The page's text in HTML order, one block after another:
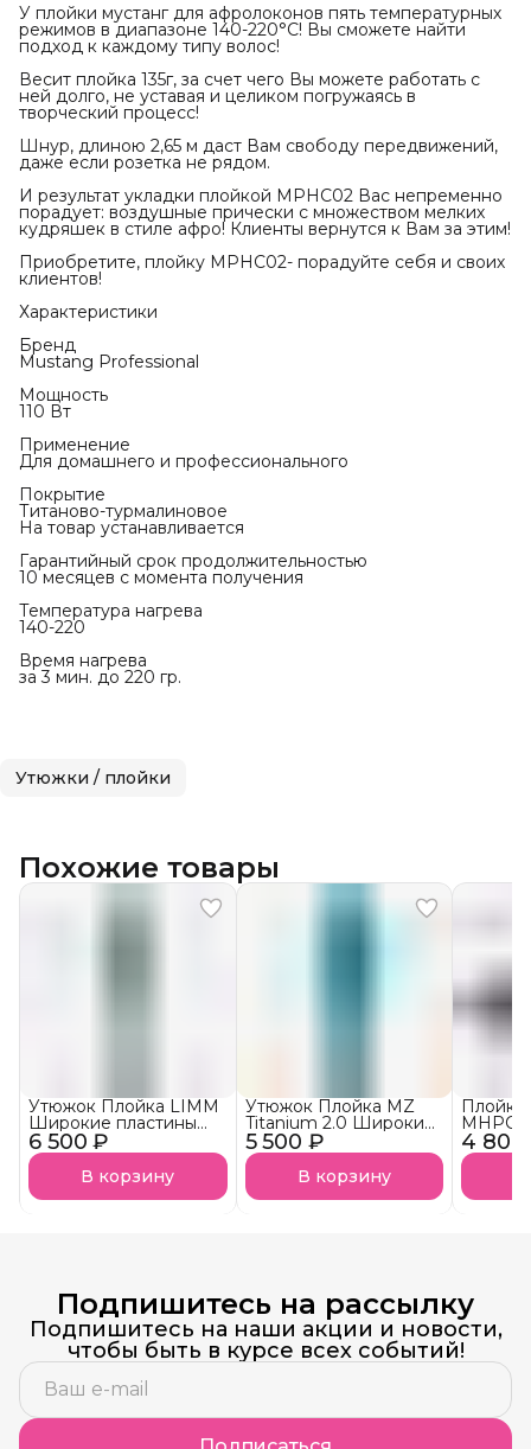
У плойки мустанг для афролоконов пять температурных
режимов в диапазоне 140-220°С! Вы сможете найти
подход к каждому типу волос!
Весит плойка 135г, за счет чего Вы можете работать с
ней долго, не уставая и целиком погружаясь в
творческий процесс!
Шнур, длиною 2,65 м даст Вам свободу передвижений,
даже если розетка не рядом.
И результат укладки плойкой MPHC02 Вас непременно
порадует: воздушные прически с множеством мелких
кудряшек в стиле афро! Клиенты вернутся к Вам за этим!
Приобретите, плойку MPHC02- порадуйте себя и своих
клиентов!
Характеристики
Бренд
Mustang Professional
Мощность
110 Вт
Применение
Для домашнего и профессионального
Покрытие
Титаново-турмалиновое
На товар устанавливается
Гарантийный срок продолжительностью
10 месяцев с момента получения
Температура нагрева
140-220
Время нагрева
за 3 мин. до 220 гр.
Утюжки / плойки
Похожие товары
6 500 ₽
Утюжок Плойка LIMM
Широкие пластины
для кератина и
ботокса
В корзину
5 500 ₽
Утюжок Плойка MZ
Titanium 2.0 Широкие
пластины для
кератина и ботокса
В корзину
4 800
Плойка
MHPC-
Подпишитесь на рассылку
Подпишитесь на наши акции и новости,
чтобы быть в курсе всех событий!